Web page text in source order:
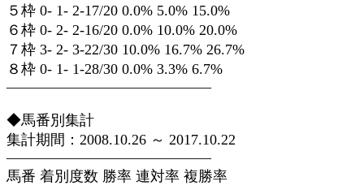
５枠 0- 1- 2-17/20 0.0% 5.0% 15.0%
６枠 0- 2- 2-16/20 0.0% 10.0% 20.0%
７枠 3- 2- 3-22/30 10.0% 16.7% 26.7%
８枠 0- 1- 1-28/30 0.0% 3.3% 6.7%
——————————————
◆馬番別集計
集計期間：2008.10.26 ～ 2017.10.22
——————————————
馬番 着別度数 勝率 連対率 複勝率